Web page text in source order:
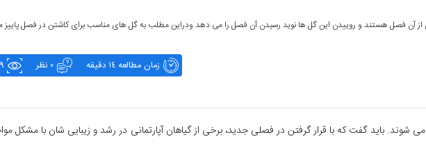
آن فصل هستند و روییدن این گل ها نوید رسیدن آن فصل را می دهد ودراین مطلب به گل های مناسب برای کاشتن در فصل پاییز
زمان مطالعه 14 دقیقه 0 نظر
شوند. باید گفت که با قرار گرفتن در فصلی جدید، برخی از گیاهان آپارتمانی در رشد و زیبایی شان با مشکل